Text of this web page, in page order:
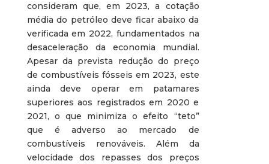
consideram que, em 2023, a cotação
média do petróleo deve ficar abaixo da
verificada em 2022, fundamentados na
desaceleração da economia mundial.
Apesar da prevista redução do preço
de combustíveis fósseis em 2023, este
ainda deve operar em patamares
superiores aos registrados em 2020 e
2021, o que minimiza o efeito “teto”
que é adverso ao mercado de
combustíveis renováveis. Além da
velocidade dos repasses dos preços